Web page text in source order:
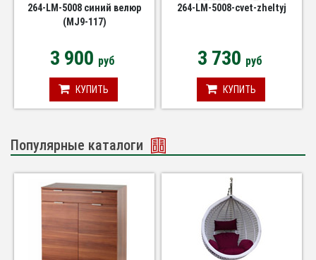
264-LM-5008 синий велюр
(MJ9-117)
3 900 руб
КУПИТЬ
264-LM-5008-cvet-zheltyj
3 730 руб
КУПИТЬ
Популярные каталоги